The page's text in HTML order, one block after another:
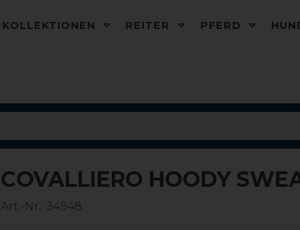
KOLLEKTIONEN REITER PFERD
COVALLIERO HOODY
Art.-Nr.: 34948